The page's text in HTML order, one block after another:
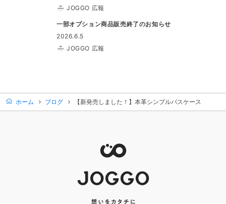
JOGGO 広報
一部オプション商品販売終了のお知らせ
2026.6.5
JOGGO 広報
ホーム ブログ 【新発売しました！】本革シンプルパスケース